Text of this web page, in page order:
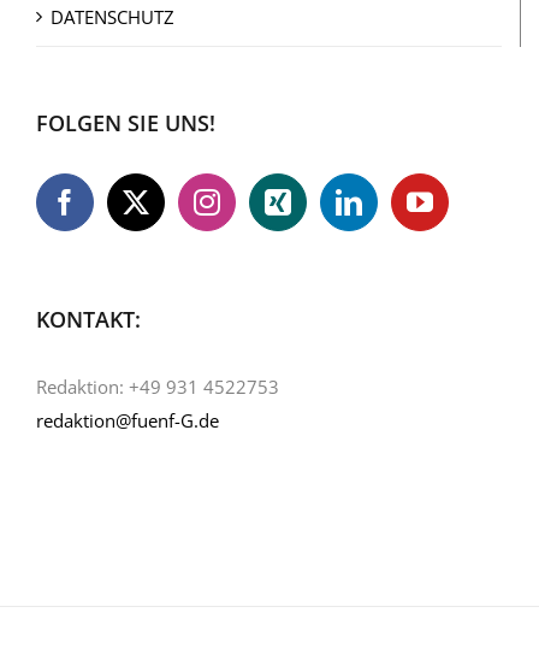
DATENSCHUTZ
FOLGEN SIE UNS!
KONTAKT:
Redaktion: +49 931 4522753
redaktion@fuenf-G.de